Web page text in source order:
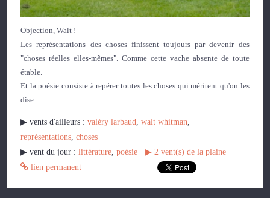
Objection, Walt !
Les représentations des choses finissent toujours par devenir des
"choses réelles elles-mêmes". Comme cette vache absente de toute
étable.
Et la poésie consiste à repérer toutes les choses qui méritent qu'on les
dise.
▶︎ vents d'ailleurs :valéry larbaud,walt whitman,
représentations,choses
▶︎ vent du jour :littérature,poésie ▶︎ 2 vent(s) de la plaine
lien permanent